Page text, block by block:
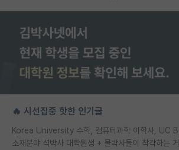
🔥 시선집중 핫한 인기글
소재분야 석박사 대학원생 + 물박사들이 착각하는 거